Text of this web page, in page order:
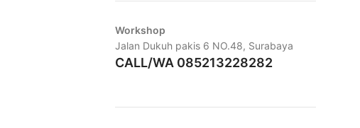
Workshop
Jalan Dukuh pakis 6 NO.48, Surabaya
CALL/WA 085213228282